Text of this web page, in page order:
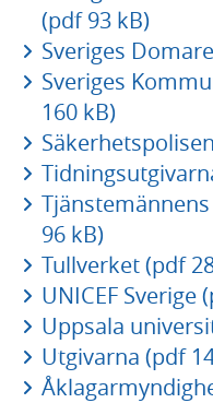
(pdf 93 kB)
Sveriges
Sveriges
160 kB)
96 kB)
Tullverket (pdf
UNICEF Sverige
Uppsala
Utgivarna (pdf